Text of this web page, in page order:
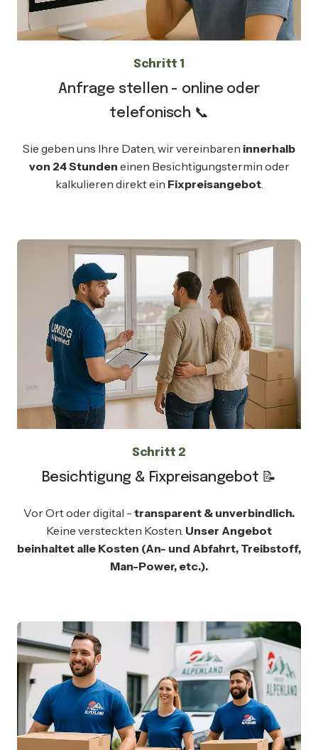
Schritt 1
Anfrage stellen - online oder
telefonisch 📞
Sie geben uns Ihre Daten, wir vereinbaren innerhalb
von 24 Stunden einen Besichtigungstermin oder
kalkulieren direkt ein Fixpreisangebot.
Schritt 2
Besichtigung & Fixpreisangebot 📝
Vor Ort oder digital - transparent & unverbindlich.
Keine versteckten Kosten. Unser Angebot
beinhaltet alle Kosten (An- und Abfahrt, Treibstoff,
Man-Power, etc.).